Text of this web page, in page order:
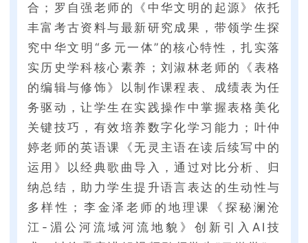
合；罗自强老师的《中华文明的起源》依托
丰富考古资料与最新研究成果，带领学生探
究中华文明“多元一体”的核心特性，扎实落
实历史学科核心素养；刘淑林老师的《表格
的编辑与修饰》以制作课程表、成绩表为任
务驱动，让学生在实践操作中掌握表格美化
关键技巧，有效培养数字化学习能力；叶仲
婷老师的英语课《无灵主语在读后续写中的
运用》以经典歌曲导入，通过对比分析、归
纳总结，助力学生提升语言表达的生动性与
多样性；李金泽老师的地理课《探秘澜沧
江-湄公河流域河流地貌》创新引入AI技